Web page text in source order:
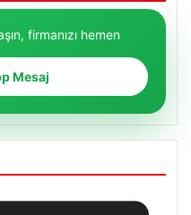
firmanızı hemen
Mesaj